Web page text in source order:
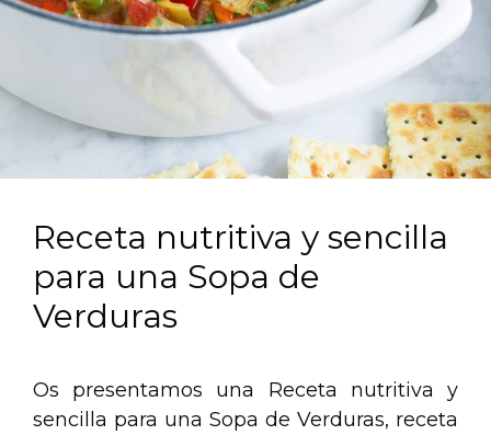
Receta nutritiva y sencilla
para una Sopa de
Verduras
Os presentamos una Receta nutritiva y
sencilla para una Sopa de Verduras, receta